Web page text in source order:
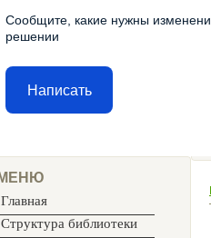
Сообщите, какие нужны
решении
Написать
МЕНЮ
Главная
Структура библиотеки